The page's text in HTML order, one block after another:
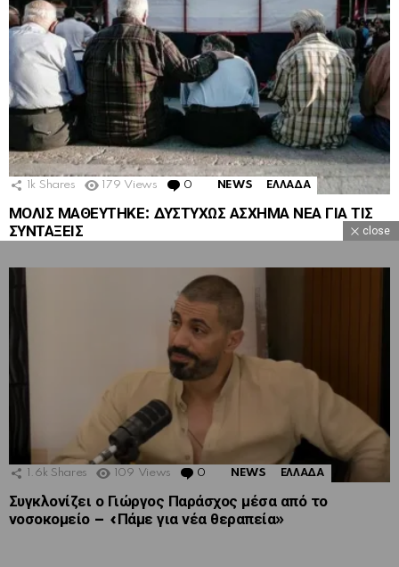
1k Shares 179 Views 0 Comments
NEWS ΕΛΛΑΔΑ
ΜΟΛΙΣ ΜΑΘΕΥΤΗΚΕ: ΔΥΣΤΥΧΩΣ ΑΣΧΗΜΑ ΝΕΑ ΓΙΑ ΤΙΣ
ΣΥΝΤΑΞΕΙΣ
1.6k Shares 109 Views 0 Comments
NEWS ΕΛΛΑΔΑ
Συγκλονίζει ο Γιώργος Παράσχος μέσα από το
νοσοκομείο – «Πάμε για νέα θεραπεία»
close